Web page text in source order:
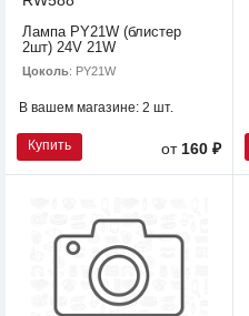
Лампа PY21W (блистер
2шт) 24V 21W
Цоколь: PY21W
В вашем магазине: 2 шт.
Купить от 160 ₽